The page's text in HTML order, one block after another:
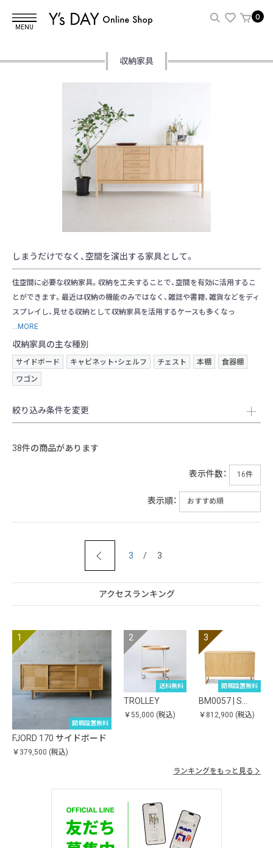
MENU
0
収納家具
しまうだけでなく、空間を演出する家具として。
住空間に必要な収納家具。収納を工夫することで、空間を有効に活用するこ
とができます。最近は収納の機能のみではなく、雑誌や書籍、雑貨などをディ
スプレイし、見せる収納として収納家具を活用するケースも多くなっ
...MORE
収納家具の主な種別
サイドボード キャビネット・シェルフ チェスト 本棚
食器棚
ワゴン
絞り込み条件を変更
38件の商品があります
表示件数：
表示順：
3 / 3
アクセスランキング
開梱設置無料
FJORD 170 サイドボード
￥379,500 (税込)
送料無料
TROLLEY
￥55,000 (税込)
開梱設置無料
BM0057 | S…
￥812,900 (税込)
ランキングをもっと見る